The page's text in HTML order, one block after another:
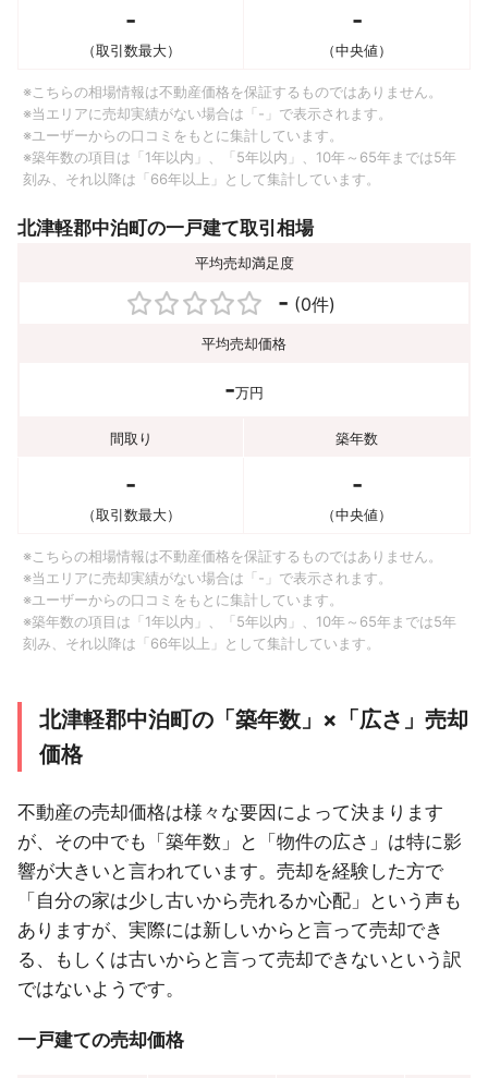
-
（取引数最大）
-
（中央値）
※こちらの相場情報は不動産価格を保証するものではありません。
※当エリアに売却実績がない場合は「-」で表示されます。
※ユーザーからの口コミをもとに集計しています。
※築年数の項目は「1年以内」、「5年以内」、10年～65年までは5年
刻み、それ以降は「66年以上」として集計しています。
北津軽郡中泊町の一戸建て取引相場
平均売却満足度
- (0件)
平均売却価格
-万円
間取り 築年数
-
（取引数最大）
-
（中央値）
※こちらの相場情報は不動産価格を保証するものではありません。
※当エリアに売却実績がない場合は「-」で表示されます。
※ユーザーからの口コミをもとに集計しています。
※築年数の項目は「1年以内」、「5年以内」、10年～65年までは5年
刻み、それ以降は「66年以上」として集計しています。
北津軽郡中泊町の「築年数」×「広さ」売却
価格
不動産の売却価格は様々な要因によって決まります
が、その中でも「築年数」と「物件の広さ」は特に影
響が大きいと言われています。売却を経験した方で
「自分の家は少し古いから売れるか心配」という声も
ありますが、実際には新しいからと言って売却でき
る、もしくは古いからと言って売却できないという訳
ではないようです。
一戸建ての売却価格